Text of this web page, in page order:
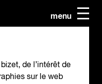
menu
de l’intérêt de
sur le web